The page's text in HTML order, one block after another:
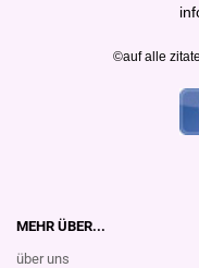
©auf alle
MEHR ÜBER...
über uns